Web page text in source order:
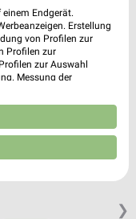
❯
Endgerät.
Erstellung
von Profilen zur
Profilen zur
zur Auswahl
Messung der
Entwicklung und
Daten zur Auswahl
und in die